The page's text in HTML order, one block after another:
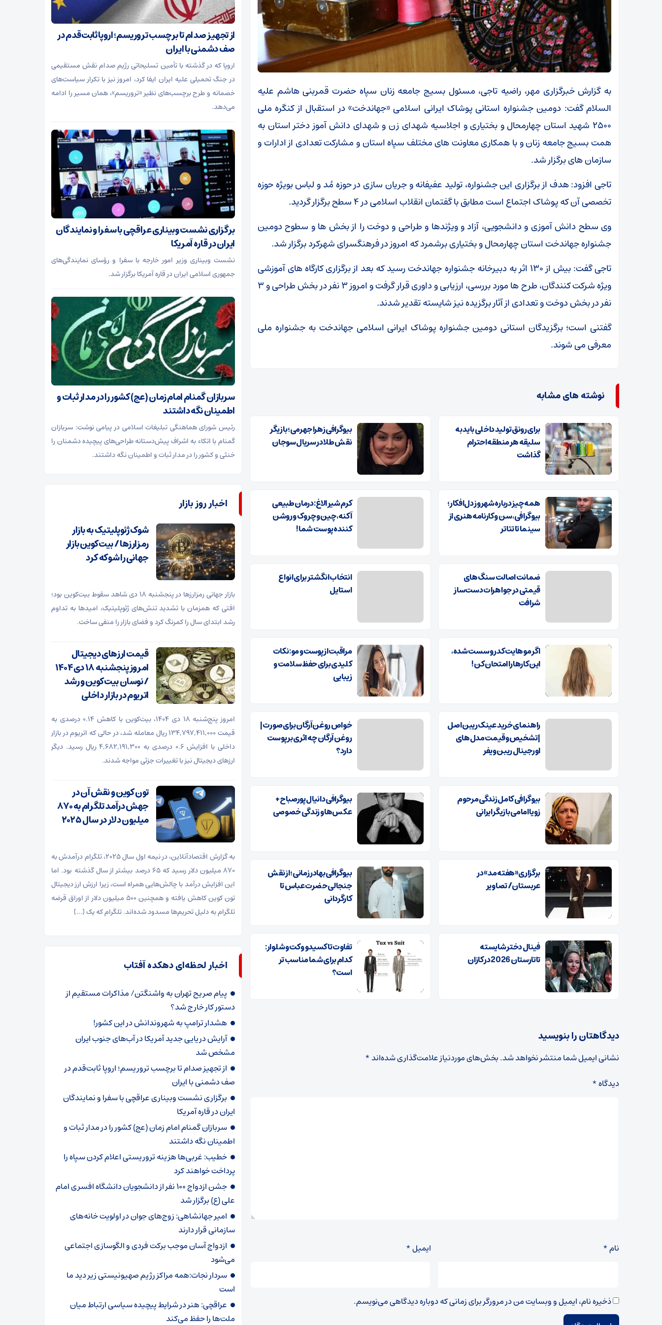
به گزارش خبرگزاری مهر، راضیه تاجی، مسئول بسیج جامعه زنان سپاه حضرت قمربنی هاشم علیه
السلام گفت: دومین جشنواره استانی پوشاک ایرانی اسلامی «جهاندخت» در استقبال از کنگره ملی
۲۵۰۰ شهید استان چهارمحال و بختیاری و اجلاسیه شهدای زن و شهدای دانش آموز دختر استان به
همت بسیج جامعه زنان و با همکاری معاونت های مختلف سپاه استان و مشارکت تعدادی از ادارات و
سازمان های برگزار شد.
تاجی افزود: هدف از برگزاری این جشنواره، تولید عفیفانه و جریان سازی در حوزه مُد و لباس بویژه حوزه
تخصصی آن که پوشاک اجتماع است مطابق با گفتمان انقلاب اسلامی در ۴ سطح برگزار گردید.
وی سطح دانش آموزی و دانشجویی، آزاد و ویژندها و طراحی و دوخت را از بخش ها و سطوح دومین
جشنواره جهاندخت استان چهارمحال و بختیاری برشمرد که امروز در فرهنگسرای شهرکرد برگزار شد.
تاجی گفت: بیش از ۱۳۰ اثر به دبیرخانه جشنواره جهاندخت رسید که بعد از برگزاری کارگاه های آموزشی
ویژه شرکت کنندگان، طرح ها مورد بررسی، ارزیابی و داوری قرار گرفت و امروز ۳ نفر در بخش طراحی و ۳
نفر در بخش دوخت و تعدادی از آثار برگزیده نیز شایسته تقدیر شدند.
گفتنی است؛ برگزیدگان استانی دومین جشنواره پوشاک ایرانی اسلامی جهاندخت به جشنواره ملی
معرفی می شوند.
نوشته های مشابه
برای رونق تولید داخلی باید به
سلیقه هر منطقه احترام
گذاشت
بیوگرافی زهرا جهرمی؛ بازیگر
نقش طلا در سریال سوجان
همه چیز درباره شهروز دل‌افکار؛
بیوگرافی، سن و کارنامه هنری از
سینما تا تئاتر
کرم شیر الاغ: درمان طبیعی
آکنه، چین و چروک و روشن
کننده پوست شما!
ضمانت اصالت سنگ‌های
قیمتی در جواهرات دست‌ساز
شرافت
انتخاب انگشتر برای انواع
استایل
اگر موهایت کدر و سست شده،
این کارها را امتحان کن!
مراقبت از پوست و مو: نکات
کلیدی برای حفظ سلامت و
زیبایی
راهنمای خرید عینک ریبن اصل
| تشخیص و قیمت مدل‌های
اورجینال ریبن ویفر
خواص روغن آرگان برای صورت |
روغن آرگان چه اثری بر پوست
دارد؟
بیوگرافی کامل زندگی مرحوم
زویا امامی بازیگر ایرانی
بیوگرافی دانیال پورصباح +
عکس‌ها و زندگی خصوصی
برگزاری «هفته مد» در
عربستان/ تصاویر
بیوگرافی بهادر زمانی؛ از نقش
جنجالی حضرت عباس تا
کارگردانی
فینال دختر شایسته
تاتارستان 2026 در کازان
تفاوت تاکسیدو و کت و شلوار:
کدام برای شما مناسب تر
است؟
دیدگاهتان را بنویسید
نشانی ایمیل شما منتشر نخواهد شد.بخش‌های موردنیاز علامت‌گذاری شده‌اند*
دیدگاه*
نام* ایمیل*
ذخیره نام، ایمیل و وبسایت من در مرورگر برای زمانی که دوباره دیدگاهی می‌نویسم.
از تجهیز صدام تا برچسب تروریسم؛ اروپا ثابت‌قدم در
صف دشمنی با ایران
اروپا که در گذشته با تأمین تسلیحاتی رژیم صدام نقش مستقیمی
در جنگ تحمیلی علیه ایران ایفا کرد، امروز نیز با تکرار سیاست‌های
خصمانه و طرح برچسب‌های نظیر «تروریسم»، همان مسیر را ادامه
می‌دهد.
برگزاری نشست وبیناری عراقچی با سفرا و نمایندگان
ایران در قاره آمریکا
نشست وبیناری وزیر امور خارجه با سفرا و رؤسای نمایندگی‌های
جمهوری اسلامی ایران در قاره آمریکا برگزار شد.
سربازان گمنام امام زمان (عج) کشور را در مدار ثبات و
اطمینان نگه داشتند
رئیس شورای هماهنگی تبلیغات اسلامی در پیامی نوشت: سربازان
گمنام با اتکاء به اشراف پیش‌دستانه طراحی‌های پیچیده دشمنان را
خنثی و کشور را در مدار ثبات و اطمینان نگه داشتند.
اخبار روز بازار
شوک ژئوپلیتیک به بازار
رمزارزها / بیت‌کوین بازار
جهانی را شوکه کرد
بازار جهانی رمزارزها در پنجشنبه ۱۸ دی شاهد سقوط بیت‌کوین بود؛
افتی که همزمان با تشدید تنش‌های ژئوپلیتیک، امیدها به تداوم
رشد ابتدای سال را کمرنگ کرد و فضای بازار را منفی ساخت.
قیمت ارز‌های دیجیتال
امروز پنجشنبه ۱۸ دی ۱۴۰۴
/ نوسان بیت‌کوین و رشد
اتریوم در بازار داخلی
امروز پنج‌شنبه ۱۸ دی ۱۴۰۴، بیت‌کوین با کاهش ۰.۱۴ درصدی به
قیمت ۱۳۴,۷۹۷,۴۱۱,۰۰۰ ریال معامله شد، در حالی که اتریوم در بازار
داخلی با افزایش ۰.۶ درصدی به ۴,۶۸۲,۱۹۱,۳۰۰ ریال رسید. دیگر
ارزهای دیجیتال نیز با تغییرات جزئی مواجه شدند.
تون کوین و نقش آن در
جهش درآمد تلگرام به ۸۷۰
میلیون دلار در سال ۲۰۲۵
به گزارش اقتصادآنلاین، در نیمه اول سال ۲۰۲۵، تلگرام درآمدش به
۸۷۰ میلیون دلار رسید که ۶۵ درصد بیشتر از سال گذشته بود. اما
این افزایش درآمد با چالش‌هایی همراه است، زیرا ارزش ارز دیجیتال
تون ‌کوین کاهش یافته و همچنین ۵۰۰ میلیون دلار از اوراق قرضه
تلگرام به دلیل تحریم‌ها مسدود شده‌اند. تلگرام که یک […]
اخبار لحظه‌ای دهکده آفتاب
پیام صریح تهران به واشنگتن/ مذاکرات مستقیم از
دستور کار خارج شد؟
هشدار ترامپ به شهروندانش در این کشور!
آرایش دریایی جدید آمریکا در آب‌های جنوب ایران
مشخص شد
از تجهیز صدام تا برچسب تروریسم؛ اروپا ثابت‌قدم در
صف دشمنی با ایران
برگزاری نشست وبیناری عراقچی با سفرا و نمایندگان
ایران در قاره آمریکا
سربازان گمنام امام زمان (عج) کشور را در مدار ثبات و
اطمینان نگه داشتند
خطیب: غربی‌ها هزینه‌ تروریستی اعلام کردن سپاه را
پرداخت خواهند کرد
جشن ازدواج ۱۰۰ نفر از دانشجویان دانشگاه افسری امام
علی (ع) برگزار شد
امیر جهانشاهی: زوج‌های جوان در اولویت خانه‌های
سازمانی قرار دارند
ازدواج آسان موجب برکت فردی و الگوسازی اجتماعی
می‌شود
سردار نجات:همه مراکز رژیم صهیونیستی زیر دید ما
است
عراقچی: هنر در شرایط پیچیده سیاسی ارتباط میان
ملت‌ها را حفظ می‌کند